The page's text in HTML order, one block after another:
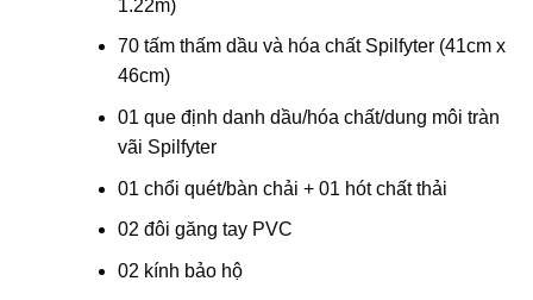
1.22m)
70 tấm thấm dầu và hóa chất Spilfyter (41cm x
46cm)
01 que định danh dầu/hóa chất/dung môi tràn
vãi Spilfyter
01 chổi quét/bàn chải + 01 hót chất thải
02 đôi găng tay PVC
02 kính bảo hộ